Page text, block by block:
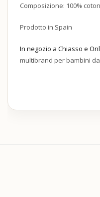
Composizione: 100%
Prodotto in Spain
In negozio a Chiasso e
multibrand per bambini